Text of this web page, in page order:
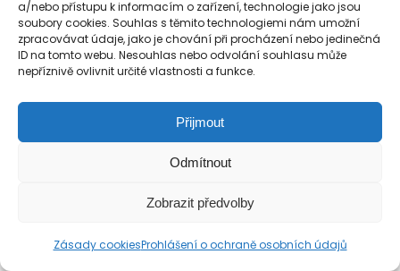
a/nebo přístupu k informacím o zařízení, technologie jako jsou
soubory cookies. Souhlas s těmito technologiemi nám umožní
zpracovávat údaje, jako je chování při procházení nebo jedinečná
ID na tomto webu. Nesouhlas nebo odvolání souhlasu může
nepříznivě ovlivnit určité vlastnosti a funkce.
Přijmout
Odmítnout
Zobrazit předvolby
Zásady cookiesProhlášení o ochraně osobních údajů
Copyright 2019-2026 Alfa Human Service